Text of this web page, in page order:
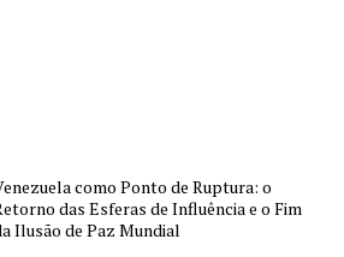
como Ponto de Ruptura: o
das Esferas de Influência e o Fim
Ilusão de Paz Mundial